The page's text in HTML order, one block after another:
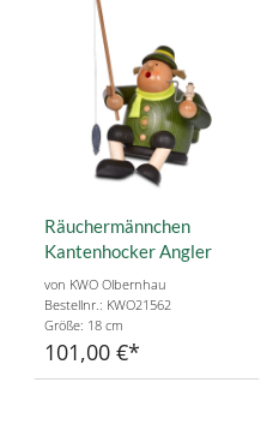
Räuchermännchen
Kantenhocker Angler
von KWO Olbernhau
Bestellnr.: KWO21562
Größe: 18 cm
101,00 €